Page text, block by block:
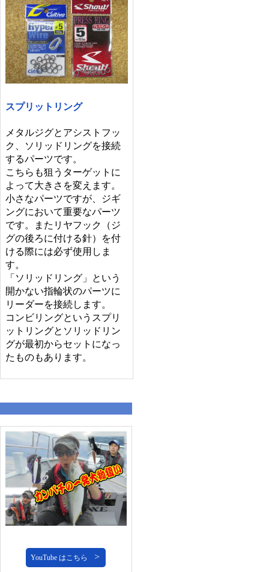
スプリットリング
メタルジグとアシストフッ
ク、ソリッドリングを接続
するパーツです。
こちらも狙うターゲットに
よって大きさを変えます。
小さなパーツですが、ジギ
ングにおいて重要なパーツ
です。またリヤフック（ジ
グの後ろに付ける針）を付
ける際には必ず使用しま
す。
「ソリッドリング」という
開かない指輪状のパーツに
リーダーを接続します。
コンビリングというスプリ
ットリングとソリッドリン
グが最初からセットになっ
たものもあります。
YouTube はこちら